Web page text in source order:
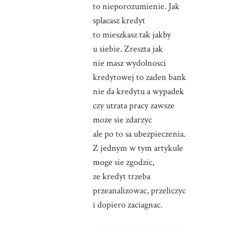
to nieporozumienie. Jak
splacasz kredyt
to mieszkasz tak jakby
u siebie. Zreszta jak
nie masz wydolnosci
kredytowej to zaden bank
nie da kredytu a wypadek
czy utrata pracy zawsze
moze sie zdarzyc
ale po to sa ubezpieczenia.
Z jednym w tym artykule
moge sie zgodzic,
ze kredyt trzeba
przeanalizowac, przeliczyc
i dopiero zaciagnac.